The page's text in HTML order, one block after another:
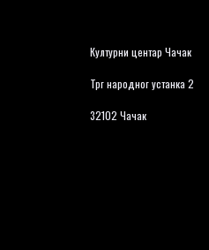
Културни центар Чачак
Трг народног устанка 2
32102 Чачак